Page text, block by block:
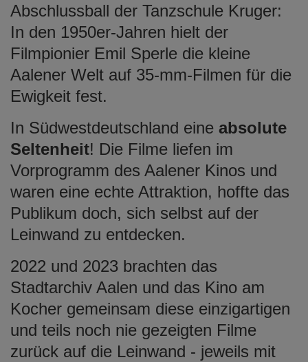
Abschlussball der Tanzschule Kruger:
In den 1950er-Jahren hielt der
Filmpionier Emil Sperle die kleine
Aalener Welt auf 35-mm-Filmen für die
Ewigkeit fest.
In Südwestdeutschland eine absolute
Seltenheit! Die Filme liefen im
Vorprogramm des Aalener Kinos und
waren eine echte Attraktion, hoffte das
Publikum doch, sich selbst auf der
Leinwand zu entdecken.
2022 und 2023 brachten das
Stadtarchiv Aalen und das Kino am
Kocher gemeinsam diese einzigartigen
und teils noch nie gezeigten Filme
zurück auf die Leinwand - jeweils mit